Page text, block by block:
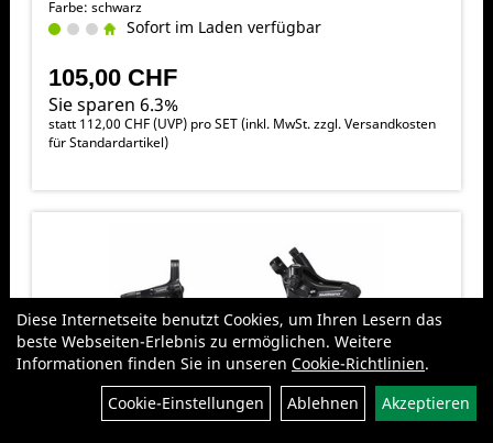
Filter
Farbe: schwarz
Sofort im Laden verfügbar
105,00 CHF
Sie sparen 6.3%
statt 112,00 CHF(UVP) pro SET (inkl. MwSt. zzgl.Versandkosten
für Standardartikel)
Diese Internetseite benutzt Cookies, um Ihren Lesern das
beste Webseiten-Erlebnis zu ermöglichen. Weitere
Informationen finden Sie in unseren Cookie-Richtlinien.
Cookie-Einstellungen
Ablehnen Akzeptieren